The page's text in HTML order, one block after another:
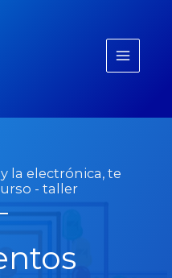
Menu
la electrónica, te
- taller